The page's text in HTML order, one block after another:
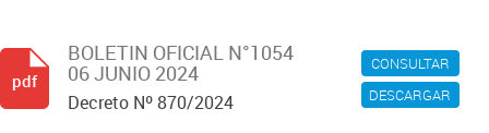
CONSULTAR
DESCARGAR
BOLETIN OFICIAL N°1054
06 JUNIO 2024
Decreto Nº 870/2024
pdf